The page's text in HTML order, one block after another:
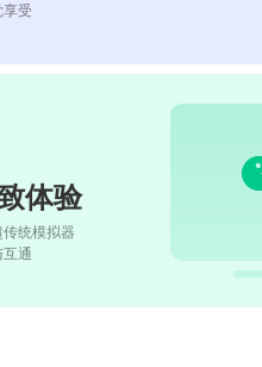
受
体验
统模拟器
通